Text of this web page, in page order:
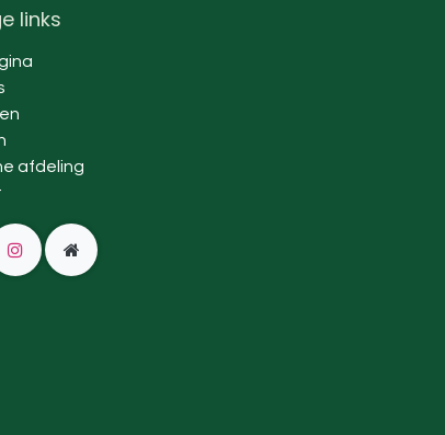
links
afdeling